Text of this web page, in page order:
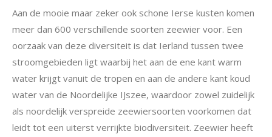
Aan de mooie maar zeker ook schone Ierse kusten komen
meer dan 600 verschillende soorten zeewier voor. Een
oorzaak van deze diversiteit is dat Ierland tussen twee
stroomgebieden ligt waarbij het aan de ene kant warm
water krijgt vanuit de tropen en aan de andere kant koud
water van de Noordelijke IJszee, waardoor zowel zuidelijk
als noordelijk verspreide zeewiersoorten voorkomen dat
leidt tot een uiterst verrijkte biodiversiteit. Zeewier heeft